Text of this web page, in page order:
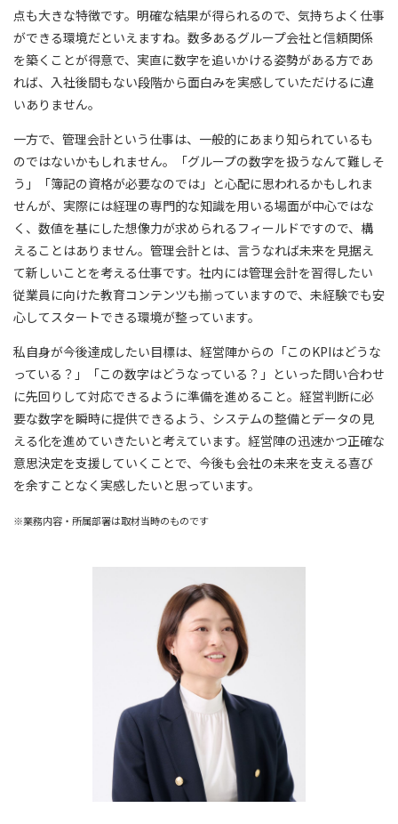
点も大きな特徴です。明確な結果が得られるので、気持ちよく仕事
ができる環境だといえますね。数多あるグループ会社と信頼関係
を築くことが得意で、実直に数字を追いかける姿勢がある方であ
れば、入社後間もない段階から面白みを実感していただけるに違
いありません。
一方で、管理会計という仕事は、一般的にあまり知られているも
のではないかもしれません。「グループの数字を扱うなんて難しそ
う」「簿記の資格が必要なのでは」と心配に思われるかもしれま
せんが、実際には経理の専門的な知識を用いる場面が中心ではな
く、数値を基にした想像力が求められるフィールドですので、構
えることはありません。管理会計とは、言うなれば未来を見据え
て新しいことを考える仕事です。社内には管理会計を習得したい
従業員に向けた教育コンテンツも揃っていますので、未経験でも安
心してスタートできる環境が整っています。
私自身が今後達成したい目標は、経営陣からの「このKPIはどうな
っている？」「この数字はどうなっている？」といった問い合わせ
に先回りして対応できるように準備を進めること。経営判断に必
要な数字を瞬時に提供できるよう、システムの整備とデータの見
える化を進めていきたいと考えています。経営陣の迅速かつ正確な
意思決定を支援していくことで、今後も会社の未来を支える喜び
を余すことなく実感したいと思っています。
※業務内容・所属部署は取材当時のものです